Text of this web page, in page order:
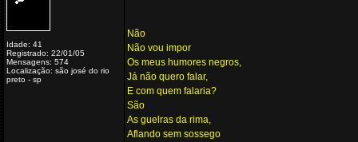
Idade: 41
Registrado: 22/01/05
Mensagens: 574
Localização: são josé do rio
preto - sp
Não
Não vou impor
Os meus humores negros,
Já não quero falar,
E com quem falaria?
São
As guelras da rima,
Aflando sem sossego